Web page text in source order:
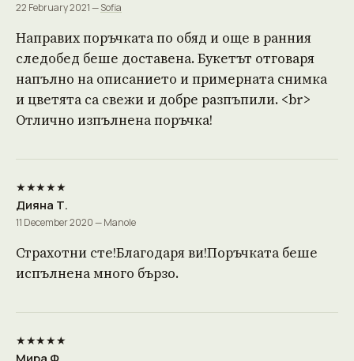
22 February 2021 —Sofia
Направих поръчката по обяд и още в ранния
следобед беше доставена. Букетът отговаря
напълно на описанието и примерната снимка
и цветята са свежи и добре разпъпили. <br>
Отлично изпълнена поръчка!
★★★★★
Дияна Т.
11 December 2020 — Manole
Страхотни сте!Благодаря ви!Поръчката беше
испълнена много бързо.
★★★★★